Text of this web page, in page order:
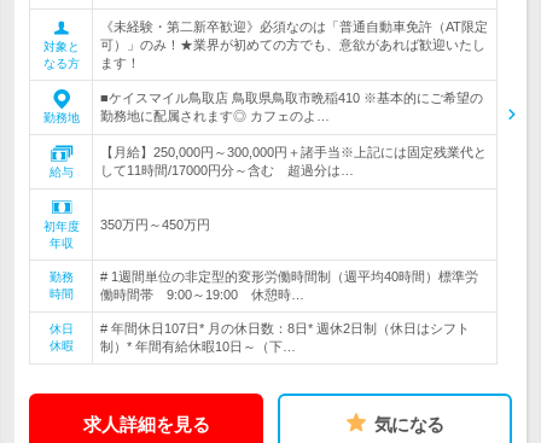
対象と
なる方
《未経験・第二新卒歓迎》必須なのは「普通自動車免許（AT限定
可）」のみ！★業界が初めての方でも、意欲があれば歓迎いたし
ます！
勤務地
■ケイスマイル鳥取店 鳥取県鳥取市晩稲410 ※基本的にご希望の
勤務地に配属されます◎ カフェのよ…
給与
【月給】250,000円～300,000円＋諸手当※上記には固定残業代と
して11時間/17000円分～含む 超過分は…
初年度
年収
350万円～450万円
勤務
時間
# 1週間単位の非定型的変形労働時間制（週平均40時間）標準労
働時間帯 9:00～19:00 休憩時…
休日
休暇
# 年間休日107日* 月の休日数：8日* 週休2日制（休日はシフト
制）* 年間有給休暇10日～（下…
求人詳細を見る 気になる